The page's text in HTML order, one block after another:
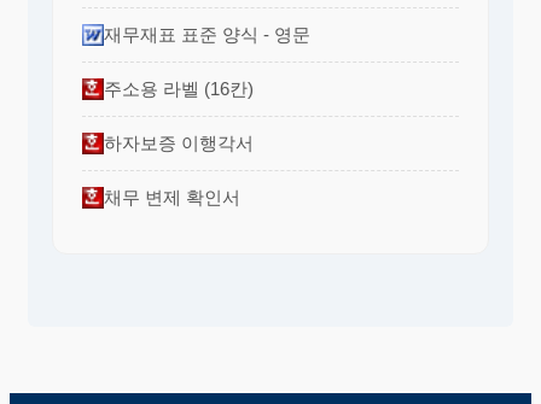
재무재표 표준 양식 - 영문
주소용 라벨 (16칸)
하자보증 이행각서
채무 변제 확인서